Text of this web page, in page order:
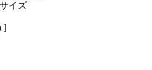
イズ
]